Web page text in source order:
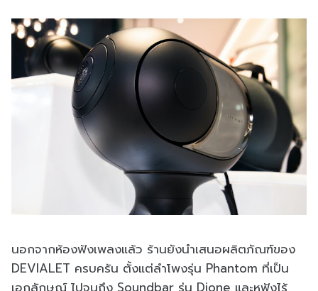
นอกจากห้องฟังเพลงแล้ว ร้านยังนำเสนอผลิตภัณฑ์ของ
DEVIALET ครบครัน ตั้งแต่ลำโพงรุ่น Phantom ที่เป็น